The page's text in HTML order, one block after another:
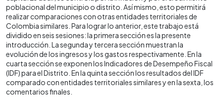
poblacional del municipio o distrito. Así mismo, esto permitirá
realizar comparaciones con otras entidades territoriales de
Colombia similares. Para lograr lo anterior, este trabajo está
dividido en seis sesiones: la primera sección es la presente
introducción. La segunda y tercera sección muestran la
evolución de los ingresos y los gastos respectivamente. En la
cuarta sección se exponen los Indicadores de Desempeño Fiscal
(IDF) para el Distrito. En la quinta sección los resultados del IDF
comparado con entidades territoriales similares y en la sexta, los
comentarios finales.